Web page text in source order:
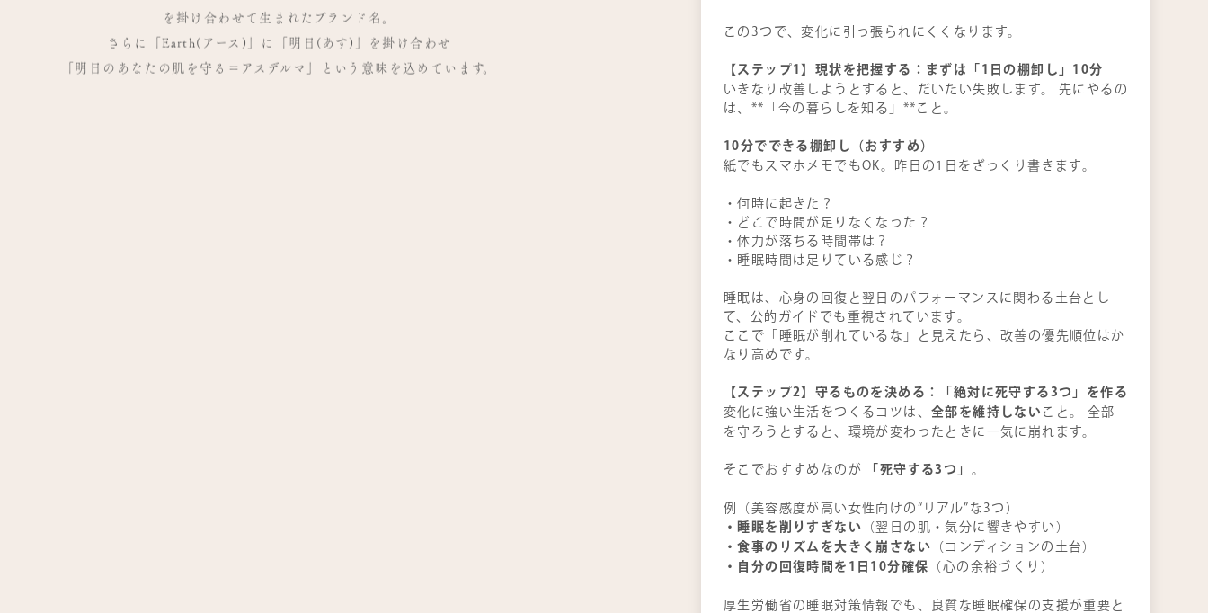
を掛け合わせて生まれたブランド名。
さらに「Earth(アース)」に「明日(あす)」を掛け合わせ
「明日のあなたの肌を守る＝アスデルマ」という意味を込めています。
この3つで、変化に引っ張られにくくなります。
【ステップ1】現状を把握する：まずは「1日の棚卸し」10分
いきなり改善しようとすると、だいたい失敗します。 先にやるの
は、**「今の暮らしを知る」**こと。
10分でできる棚卸し（おすすめ）
紙でもスマホメモでもOK。昨日の1日をざっくり書きます。
・何時に起きた？
・どこで時間が足りなくなった？
・体力が落ちる時間帯は？
・睡眠時間は足りている感じ？
睡眠は、心身の回復と翌日のパフォーマンスに関わる土台とし
て、公的ガイドでも重視されています。
ここで「睡眠が削れているな」と見えたら、改善の優先順位はか
なり高めです。
【ステップ2】守るものを決める：「絶対に死守する3つ」を作る
変化に強い生活をつくるコツは、 全部を維持しない こと。 全部
を守ろうとすると、環境が変わったときに一気に崩れます。
そこでおすすめなのが 「死守する3つ」 。
例（美容感度が高い女性向けの“リアル”な3つ）
・睡眠を削りすぎない （翌日の肌・気分に響きやすい）
・食事のリズムを大きく崩さない （コンディションの土台）
・自分の回復時間を1日10分確保 （心の余裕づくり）
厚生労働省の睡眠対策情報でも、良質な睡眠確保の支援が重要と